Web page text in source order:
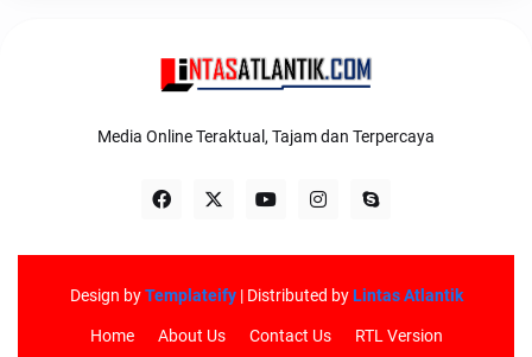
Media Online Teraktual, Tajam dan Terpercaya
Design byTemplateify| Distributed byLintas Atlantik
Home About Us Contact Us RTL Version